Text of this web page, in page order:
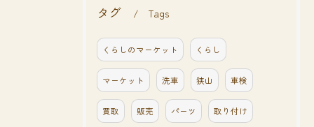
タグ Tags
くらしのマーケット くらし
マーケット 洗車 狭山 車検
買取 販売 パーツ 取り付け